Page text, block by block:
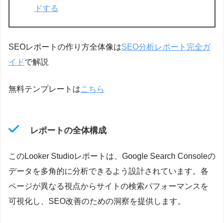
ドする
SEOレポートの作り方全体像はSEO分析レポート完全ガ
イドで解説
無料テンプレートはこちら
レポートの全体構成
このLooker Studioレポートは、Google Search Consoleの
データを多角的に分析できるよう設計されています。各
ページが異なる視点からサイトの検索パフォーマンスを
可視化し、SEO改善のための洞察を提供します。